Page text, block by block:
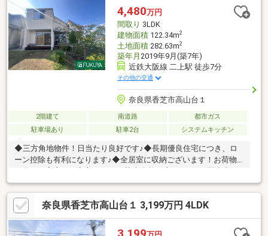
にご覧いただけます■□■本物件のご不明点・ご質問は近鉄不動産
の柳原(やなぎはら)までお問い合わせください。担当直通:080-
7376-2808
4,480万円
間取り 3LDK
建物面積122.34m2
土地面積282.63m2
築年月 2019年9月(築7年)
近鉄大阪線 二上駅 徒歩7分
その他の交通
奈良県香芝市高山台１
2階建て 南道路
都市ガス
駐車場あり
駐車2台 システムキッチン
◆三方角地物件！日当たり良好です♪◆長期優良住宅につき、ロ
ーン控除も有利になります♪◆全居室に収納ございます！お荷物
家具等の調度品は販売対象に含まれていません。【物件の特徴】
システムキッチン、陽当り良好、駐車２台可、山が見える、ＬＤ
Ｋ１５畳以上、前道６ｍ以上、土地50坪以上、全居室収納、南側
道路面す、和室、庭、対面式キッチン、トイレ２ヶ所、２階建、
浴室に窓、吹抜け、ＴＶモニタ付インターホン、前面棟無、通風
奈良県香芝市高山台１ 3,199万円 4LDK